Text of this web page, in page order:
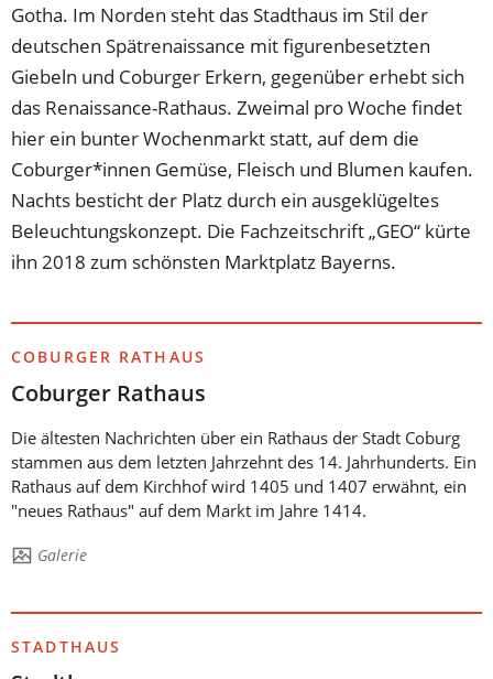
Gotha. Im Norden steht das Stadthaus im Stil der
deutschen Spätrenaissance mit figurenbesetzten
Giebeln und Coburger Erkern, gegenüber erhebt sich
das Renaissance-Rathaus. Zweimal pro Woche findet
hier ein bunter Wochenmarkt statt, auf dem die
Coburger*innen Gemüse, Fleisch und Blumen kaufen.
Nachts besticht der Platz durch ein ausgeklügeltes
Beleuchtungskonzept. Die Fachzeitschrift „GEO“ kürte
ihn 2018 zum schönsten Marktplatz Bayerns.
COBURGER RATHAUS
Coburger Rathaus
Die ältesten Nachrichten über ein Rathaus der Stadt Coburg
stammen aus dem letzten Jahrzehnt des 14. Jahrhunderts. Ein
Rathaus auf dem Kirchhof wird 1405 und 1407 erwähnt, ein
"neues Rathaus" auf dem Markt im Jahre 1414.
Die Galerie
STADTHAUS